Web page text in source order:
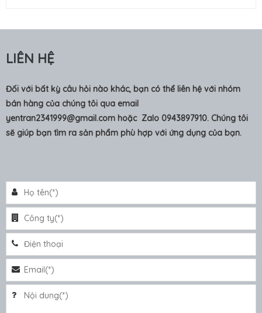
LIÊN HỆ
Đối với bất kỳ câu hỏi nào khác, bạn có thể liên hệ với nhóm
bán hàng của chúng tôi qua email
yentran2341999@gmail.com hoặc Zalo 0943897910. Chúng tôi
sẽ giúp bạn tìm ra sản phẩm phù hợp với ứng dụng của bạn.